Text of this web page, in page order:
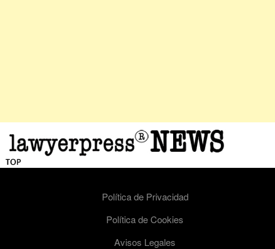
Política de Privacidad
Política de Cookies
Avisos Legales